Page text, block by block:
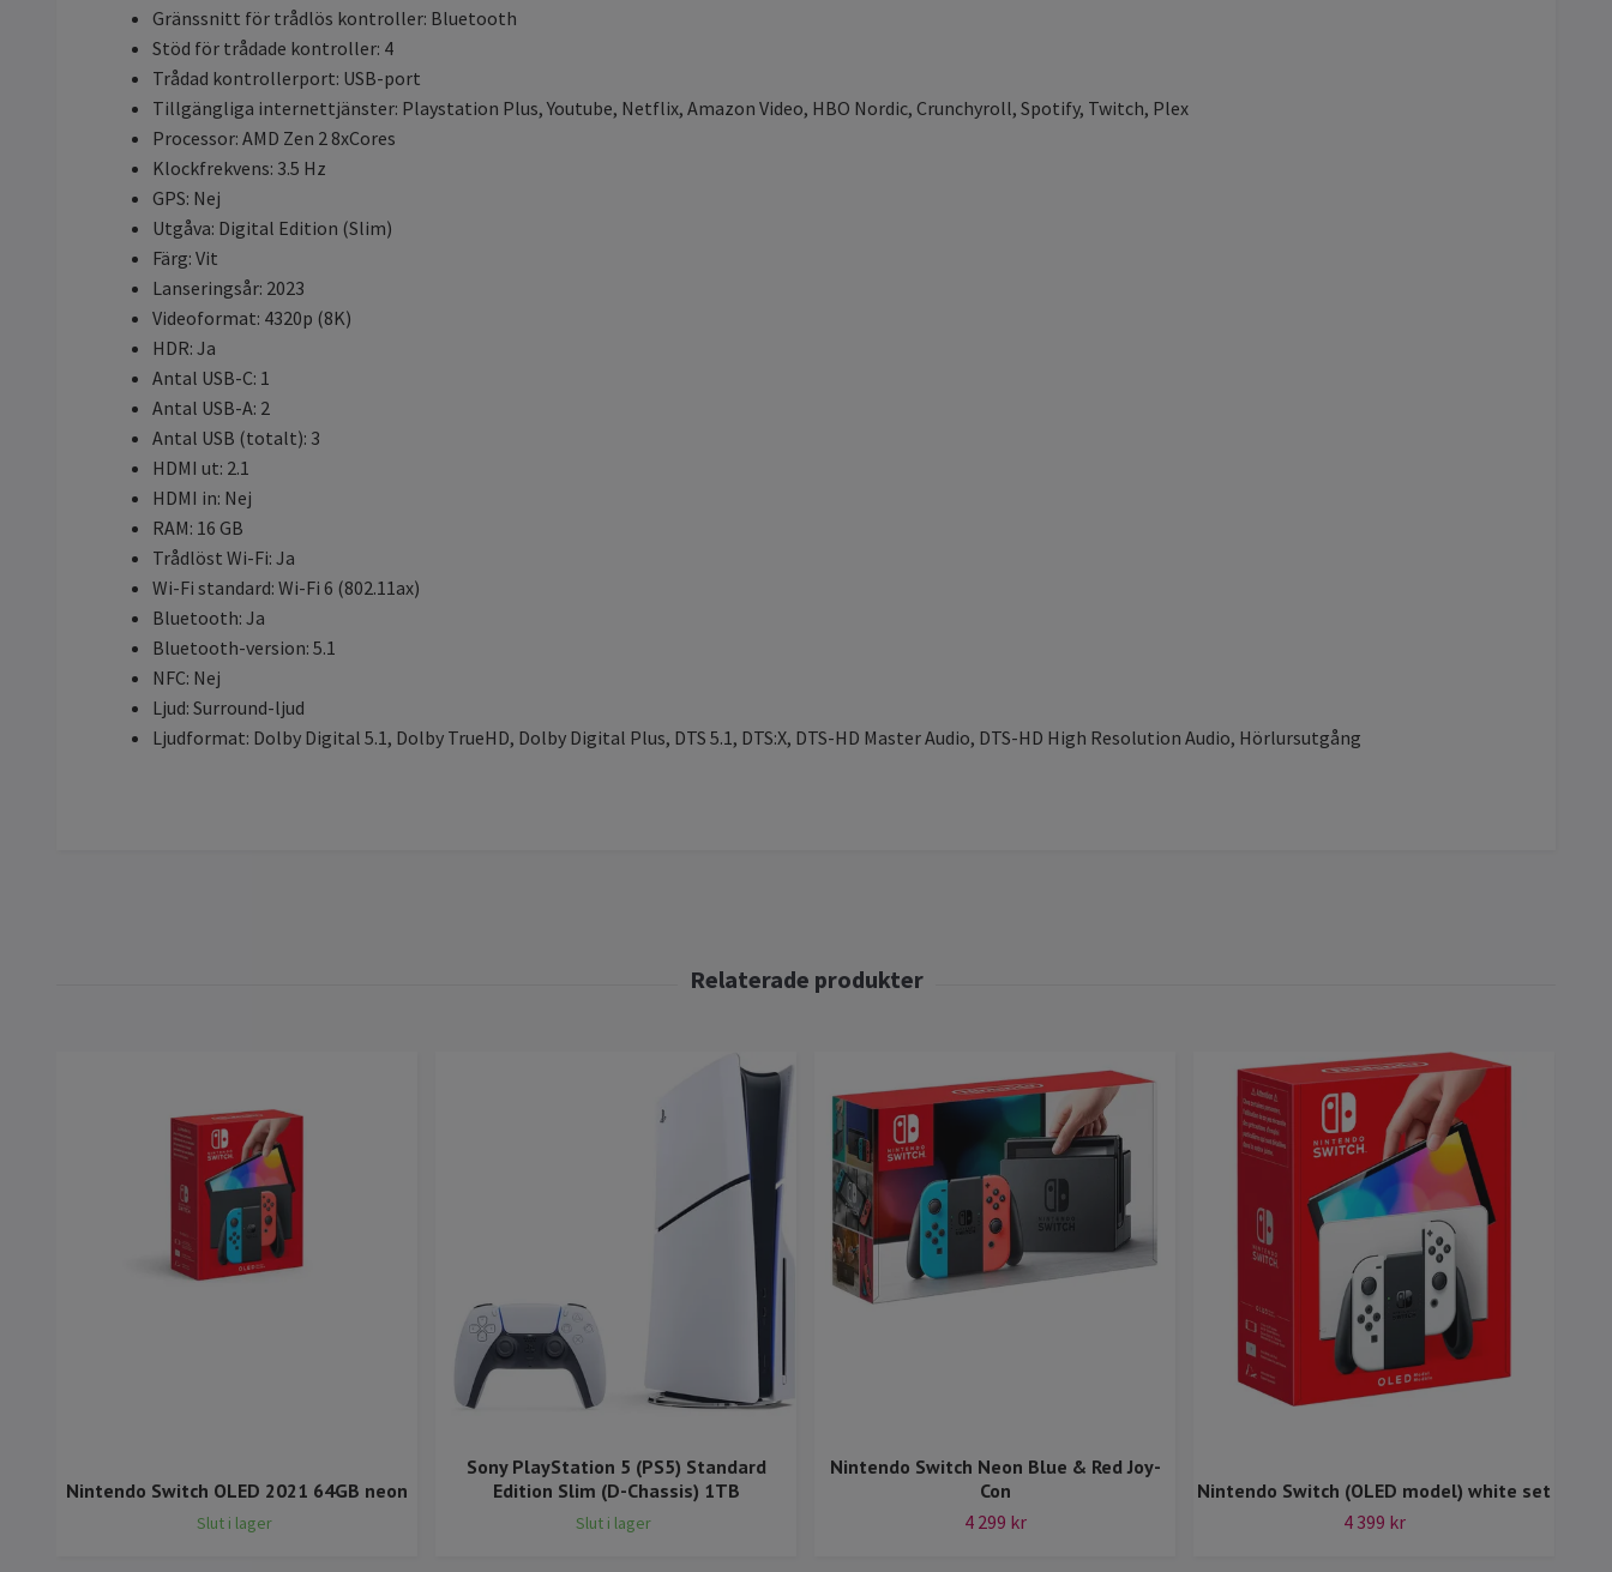
Gränssnitt för trådlös kontroller: Bluetooth
Stöd för trådade kontroller: 4
Trådad kontrollerport: USB-port
Tillgängliga internettjänster: Playstation Plus, Youtube, Netflix, Amazon Video, HBO Nordic, Crunchyroll, Spotify, Twitch, Plex
Processor: AMD Zen 2 8xCores
Klockfrekvens: 3.5 Hz
GPS: Nej
Utgåva: Digital Edition (Slim)
Färg: Vit
Lanseringsår: 2023
Videoformat: 4320p (8K)
HDR: Ja
Antal USB-C: 1
Antal USB-A: 2
Antal USB (totalt): 3
HDMI ut: 2.1
HDMI in: Nej
RAM: 16 GB
Trådlöst Wi-Fi: Ja
Wi-Fi standard: Wi-Fi 6 (802.11ax)
Bluetooth: Ja
Bluetooth-version: 5.1
NFC: Nej
Ljud: Surround-ljud
Ljudformat: Dolby Digital 5.1, Dolby TrueHD, Dolby Digital Plus, DTS 5.1, DTS:X, DTS-HD Master Audio, DTS-HD High Resolution Audio, Hörlursutgång
Nintendo Switch OLED 2021 64GB neon
Slut i lager
Sony PlayStation 5 (PS5) Standard
Edition Slim (D-Chassis) 1TB
Slut i lager
Nintendo Switch Neon Blue & Red Joy-
Con
4 299 kr
Nintendo Switch (OLED model) white set
4 399 kr